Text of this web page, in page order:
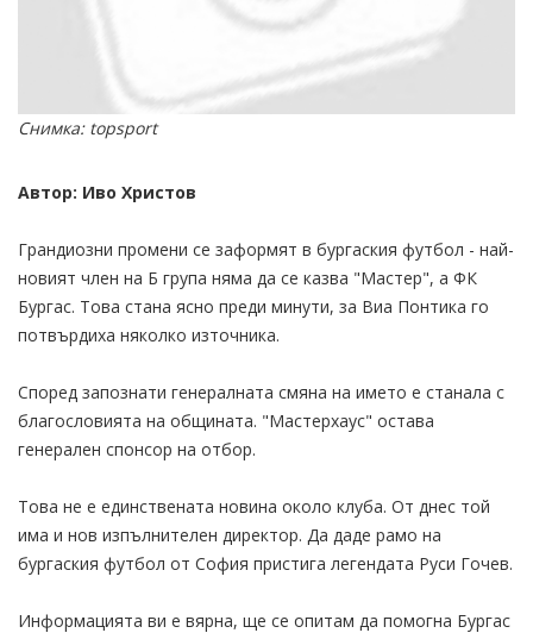
Снимка: topsport
Автор: Иво Христов
Грандиозни промени се заформят в бургаския футбол - най-
новият член на Б група няма да се казва "Мастер", а ФК
Бургас. Това стана ясно преди минути, за Виа Понтика го
потвърдиха няколко източника.
Според запознати генералната смяна на името е станала с
благословията на общината. "Мастерхаус" остава
генерален спонсор на отбор.
Това не е единствената новина около клуба. От днес той
има и нов изпълнителен директор. Да даде рамо на
бургаския футбол от София пристига легендата Руси Гочев.
Информацията ви е вярна, ще се опитам да помогна Бургас